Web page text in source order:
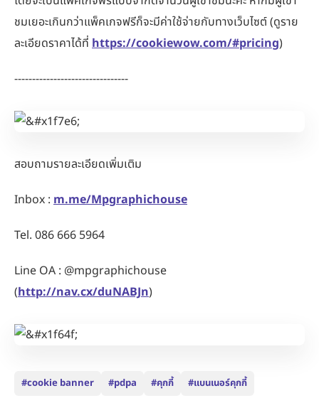
ชมเยอะเกินกว่าแพ็คเกจฟรีก็จะมีค่าใช้จ่ายกับทางเว็บไซต์ (ดูราย
ละเอียดราคาได้ที่ https://cookiewow.com/#pricing)
--------------------------------
สอบถามรายละเอียดเพิ่มเติม
Inbox : m.me/Mpgraphichouse
Tel. 086 666 5964
Line OA : @mpgraphichouse
(http://nav.cx/duNABJn)
#cookie banner #pdpa #คุกกี้ #แบนเนอร์คุกกี้